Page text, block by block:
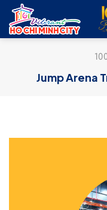
Skip
content
Jump Arena